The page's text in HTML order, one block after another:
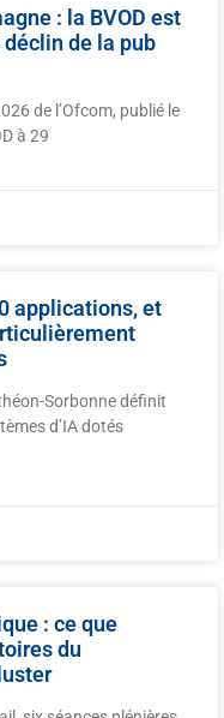
: la BVOD est
de la pub
de l’Ofcom, publié le
à 29
applications, et
Sorbonne définit
d’IA dotés
: ce que
du